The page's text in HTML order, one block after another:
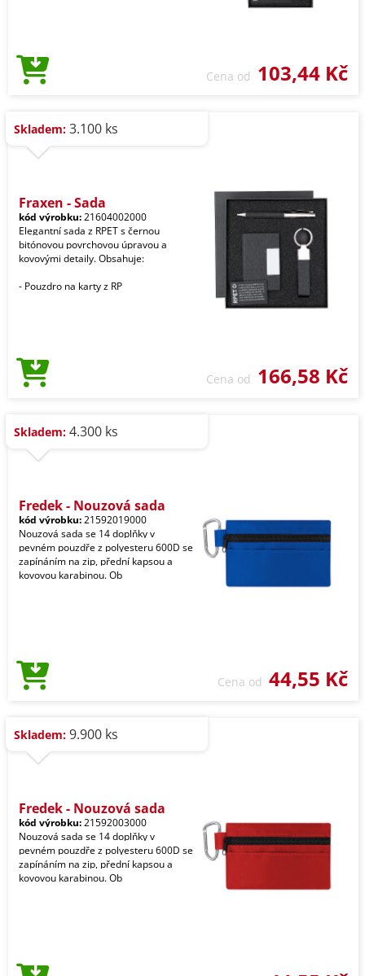
Cena od 103,44 Kč
Skladem: 3.100 ks
Fraxen - Sada
kód výrobku:21604002000
Elegantní sada z RPET s černou
bitónovou povrchovou úpravou a
kovovými detaily. Obsahuje:
- Pouzdro na karty z RP
Cena od 166,58 Kč
Skladem: 4.300 ks
Fredek - Nouzová sada
kód výrobku:21592019000
Nouzová sada se 14 doplňky v
pevném pouzdře z polyesteru 600D se
zapínáním na zip, přední kapsou a
kovovou karabinou. Ob
Cena od 44,55 Kč
Skladem: 9.900 ks
Fredek - Nouzová sada
kód výrobku:21592003000
Nouzová sada se 14 doplňky v
pevném pouzdře z polyesteru 600D se
zapínáním na zip, přední kapsou a
kovovou karabinou. Ob